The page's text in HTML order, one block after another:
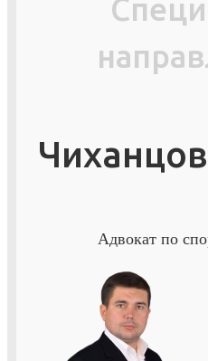
Адвокат по